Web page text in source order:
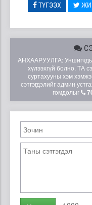
ТҮГЭЭХ
АНХААРУУЛГА:
хүлээхгүй болно. ТА
суртахууны хэм
сэтгэгдэлийг админ
гомдолыг